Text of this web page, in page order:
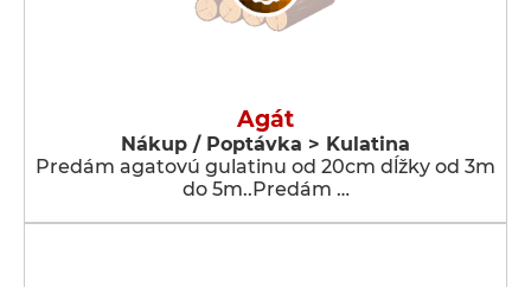
Agát
Nákup / Poptávka > Kulatina
Predám agatovú gulatinu od 20cm dĺžky od 3m
do 5m..Predám …